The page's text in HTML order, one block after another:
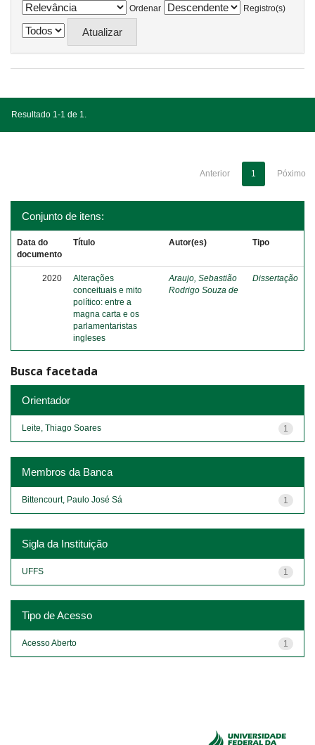
Ordenar
Registro(s)
Resultado 1-1 de 1.
Anterior 1 Póximo
Conjunto de itens:
Data do
documento
Título Autor(es) Tipo
2020
Alterações
conceituais e mito
político: entre a
magna carta e os
parlamentaristas
ingleses
Araujo, Sebastião
Rodrigo Souza de
Dissertação
Busca facetada
Orientador
1
Leite, Thiago Soares
Membros da Banca
1
Bittencourt, Paulo José Sá
Sigla da Instituição
1
UFFS
Tipo de Acesso
1
Acesso Aberto